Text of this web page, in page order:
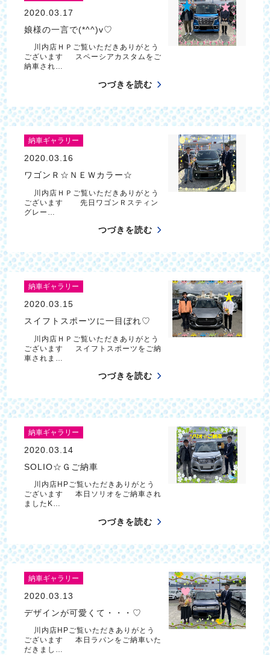
2020.03.17
娘様の一言で(*^^)v♡
川内店ＨＰご覧いただきありがとう
ございます スペーシアカスタムをご
納車され…
つづきを読む
納車ギャラリー
2020.03.16
ワゴンＲ☆ＮＥＷカラー☆
川内店ＨＰご覧いただきありがとう
ございます 先日ワゴンＲスティン
グレー…
つづきを読む
納車ギャラリー
2020.03.15
スイフトスポーツに一目ぼれ♡
川内店ＨＰご覧いただきありがとう
ございます スイフトスポーツをご納
車されま…
つづきを読む
納車ギャラリー
2020.03.14
SOLIO☆Ｇご納車
川内店HPご覧いただきありがとう
ございます 本日ソリオをご納車され
ましたK…
つづきを読む
納車ギャラリー
2020.03.13
デザインが可愛くて・・・♡
川内店HPご覧いただきありがとう
ございます 本日ラパンをご納車いた
だきまし…